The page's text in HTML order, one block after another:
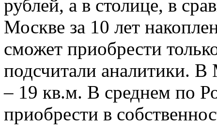
рублей, а в столице, в
Москве за 10 лет
сможет приобрести
подсчитали аналитики. В
– 19 кв.м. В среднем по
приобрести в